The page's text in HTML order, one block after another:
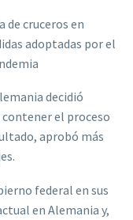
cruceros en
adoptadas por el
decidió
el proceso
aprobó más
federal en sus
en Alemania y,